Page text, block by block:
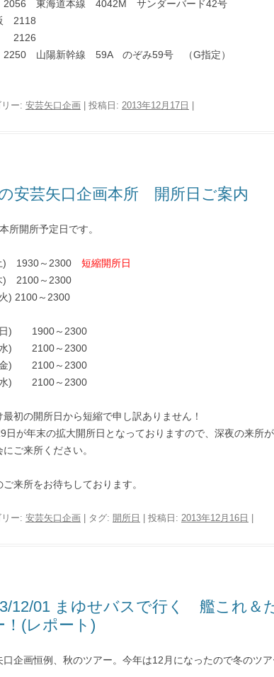
東海道本線 4042M サンダーバード42号
2118
山陽新幹線 59A のぞみ59号 （G指定）
ー: 安芸矢口企画 | 投稿日: 2013年12月17日
安芸矢口企画本所 開所日ご案内
所開所予定日です。
) 1930～2300 短縮開所日
) 2100～2300
) 2100～2300
日) 1900～2300
水) 2100～2300
金) 2100～2300
水) 2100～2300
最初の開所日から短縮で申し訳ありません！
日が年末の拡大開所日となっておりますので、深夜の来所
ご来所ください。
ご来所をお待ちしております。
ー: 安芸矢口企画 | タグ: 開所日 | 投稿日: 2013年12月16日
12/01 まゆせバスで行く 艦これ＆
！(レポート)
口企画恒例、秋のツアー。今年は12月になったので冬のツア